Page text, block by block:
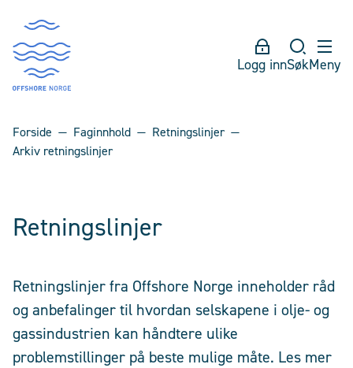
Logg innSøkMeny
Forside Faginnhold
Retningslinjer
Arkiv retningslinjer
Retningslinjer
Retningslinjer fra Offshore Norge inneholder råd
og anbefalinger til hvordan selskapene i olje- og
gassindustrien kan håndtere ulike
problemstillinger på beste mulige måte. Les mer